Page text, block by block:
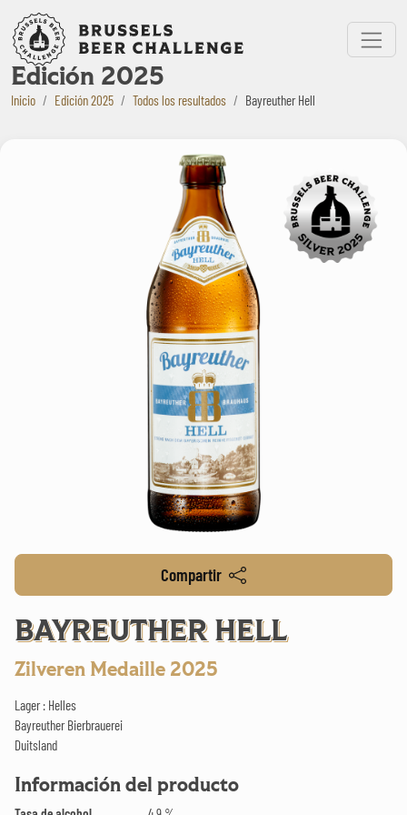
Bruxelles Beer Challenge
Menu
Edición 2025
Inicio Edición 2025 Todos los resultados Bayreuther Hell
Compartir
BAYREUTHER HELL
Zilveren Medaille 2025
Lager : Helles
Bayreuther Bierbrauerei
Duitsland
Información del producto